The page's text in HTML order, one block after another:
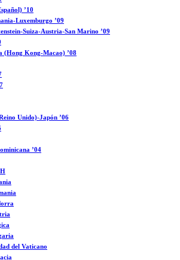
’10
Luxemburgo ’09
Suiza-Austria-San Marino ’09
(Hong Kong-Macao) ’08
Unido)-Japón ’06
’04
del Vaticano